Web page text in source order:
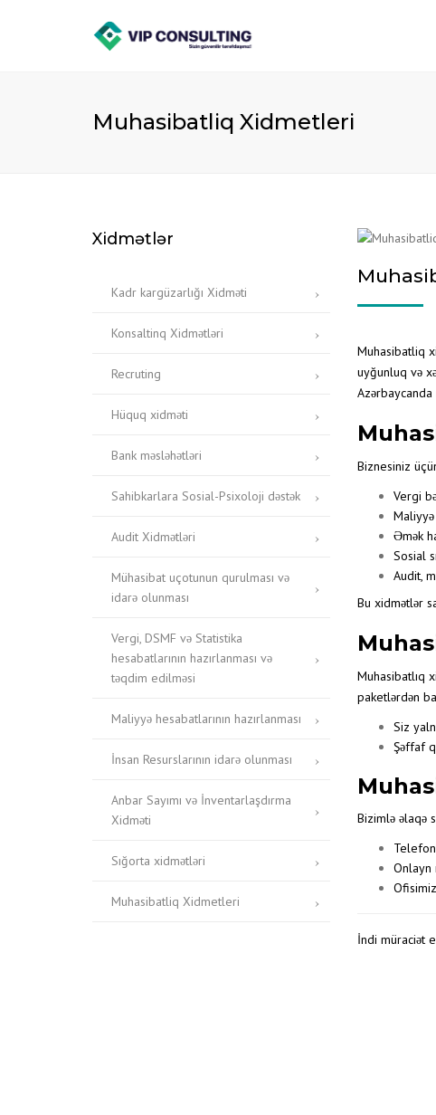
Muhasibatliq Xidmetleri
Xidmətlər
Kadr kargüzarlığı Xidməti
Konsaltinq Xidmətləri
Recruting
Hüquq xidməti
Bank məsləhətləri
Sahibkarlara Sosial-Psixoloji dəstək
Audit Xidmətləri
Mühasibat uçotunun qurulması və
idarə olunması
Vergi, DSMF və Statistika
hesabatlarının hazırlanması və
təqdim edilməsi
Maliyyə hesabatlarının hazırlanması
İnsan Resurslarının idarə olunması
Anbar Sayımı və İnventarlaşdırma
Xidməti
Sığorta xidmətləri
Muhasibatliq Xidmetleri
Muhasibatliq
uyğunluq və
Azərbaycanda
Biznesiniz
Vergi
Maliyyə
Əmək
Sosial
Audit,
Bu xidmətlər
Muhasibatlıq
paketlərdən
Siz
Şəffaf
Bizimlə əlaqə
Onlayn
İndi müraciət